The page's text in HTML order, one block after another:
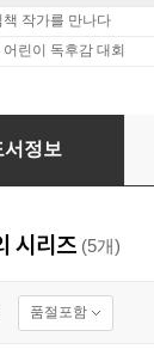
작가를 만나다
린이 독후감 대회
가게 1
서정보
시리즈 (5개)
품절포함